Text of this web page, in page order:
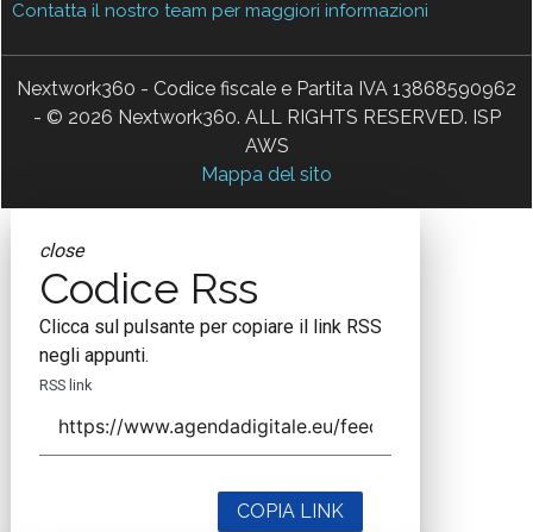
Contatta il nostro team per maggiori informazioni
Nextwork360 - Codice fiscale e Partita IVA 13868590962
- © 2026 Nextwork360. ALL RIGHTS RESERVED. ISP
AWS
Mappa del sito
close
Codice Rss
Clicca sul pulsante per copiare il link RSS
negli appunti.
RSS link
COPIA LINK